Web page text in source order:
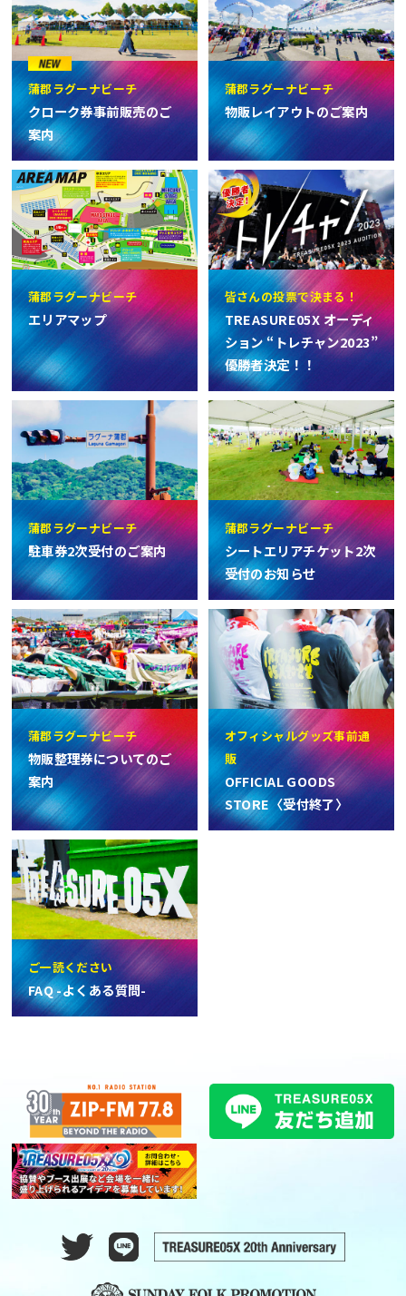
蒲郡ラグーナビーチ
クローク券事前販売のご
案内
蒲郡ラグーナビーチ
物販レイアウトのご案内
蒲郡ラグーナビーチ
エリアマップ
皆さんの投票で決まる！
TREASURE05X オーディ
ション “トレチャン2023”
優勝者決定！！
蒲郡ラグーナビーチ
駐車券2次受付のご案内
蒲郡ラグーナビーチ
シートエリアチケット2次
受付のお知らせ
蒲郡ラグーナビーチ
物販整理券についてのご
案内
オフィシャルグッズ事前通
販
OFFICIAL GOODS
STORE〈受付終了〉
ご一読ください
FAQ -よくある質問-